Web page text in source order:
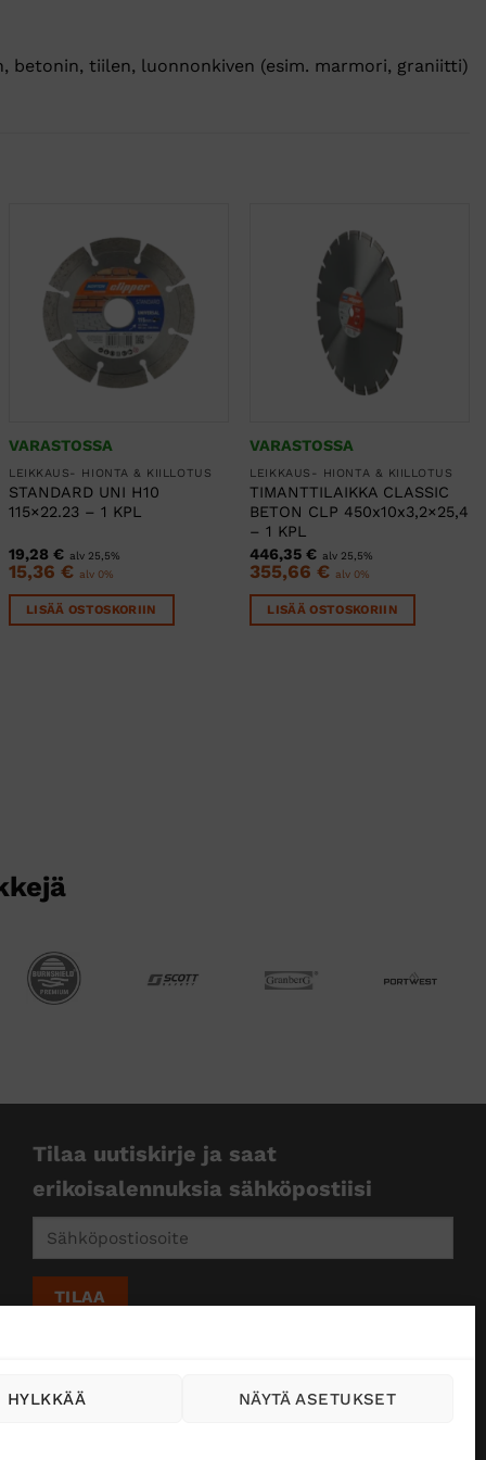
HYLKKÄÄ NÄYTÄ ASETUKSET
tiilen, luonnonkiven (esim. marmori, graniitti)
VARASTOSSA
LEIKKAUS- HIONTA & KIILLOTUS
STANDARD UNI H10
115×22.23 – 1 KPL
19,28€ alv 25,5%
15,36€ alv 0%
LISÄÄ OSTOSKORIIN
VARASTOSSA
LEIKKAUS- HIONTA & KIILLOTUS
TIMANTTILAIKKA CLASSIC
BETON CLP 450x10x3,2×25,4
– 1 KPL
446,35€ alv 25,5%
355,66€ alv 0%
LISÄÄ OSTOSKORIIN
Tilaa uutiskirje ja saat
erikoisalennuksia sähköpostiisi